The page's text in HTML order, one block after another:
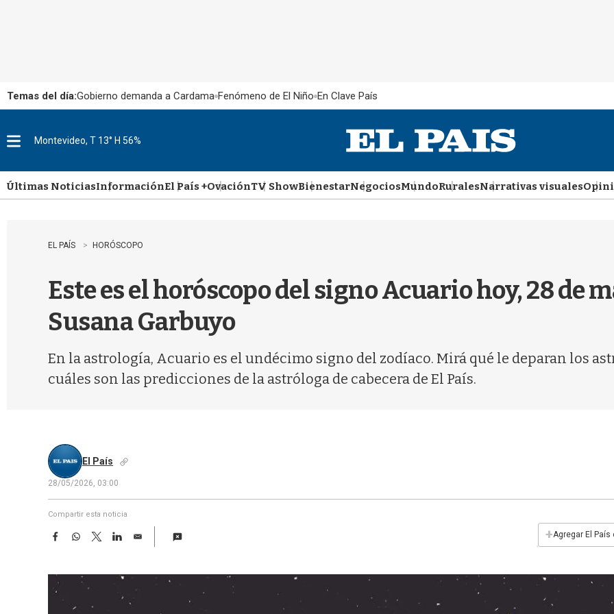
Temas del día:Gobierno demanda a Cardama Fenómeno de El Niño En Clave País
u
Montevideo, T 13° H 56%
Últimas NoticiasInformaciónEl País +OvaciónTV ShowBienestarNegociosMundoRuralesNarrativas visuales
EL PAÍS HORÓSCOPO
Este es el horóscopo del signo Acuario hoy, 28 de
Susana Garbuyo
En la astrología, Acuario es el undécimo signo del zodíaco. Mirá qué le deparan los
cuáles son las predicciones de la astróloga de cabecera de El País.
El País
28/05/2026, 03:00
Compartir esta noticia
F
e
b
o
W
t
s
T
w
t
L
k
d
E
i
+Agregar El País